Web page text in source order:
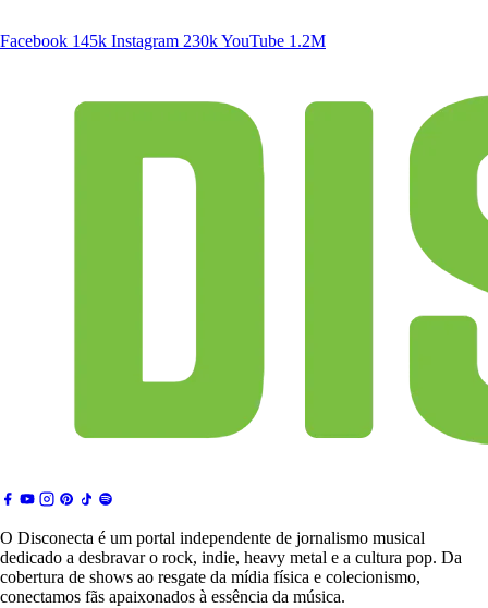
Facebook 145k Instagram 230kYouTube 1.2M
O Disconecta é um portal independente de jornalismo musical
dedicado a desbravar o rock, indie, heavy metal e a cultura pop. Da
cobertura de shows ao resgate da mídia física e colecionismo,
conectamos fãs apaixonados à essência da música.